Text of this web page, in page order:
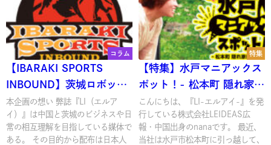
コラム
【IBARAKI SPORTS
INBOUND】茨城ロボッツ
01
本企画の想い 弊誌『LI（エルア
イ）』は中国と茨城のビジネスや日
常の相互理解を目指している媒体で
ある。 その目的から配布は日本人
特集
【特集】水戸マニアックス
ポット！- 松本町 隠れ家的
展望台 編 -
こんにちは、『LI-エルアイ-』を発
行している株式会社LEIDEAS広
報・中国出身のnanaです。 最近、
当社は水戸市松本町に引っ越して、